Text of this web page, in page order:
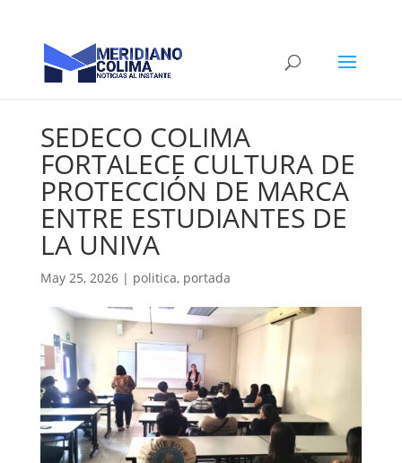
SEDECO COLIMA
FORTALECE CULTURA DE
PROTECCIÓN DE MARCA
ENTRE ESTUDIANTES DE
LA UNIVA
May 25, 2026| politica, portada